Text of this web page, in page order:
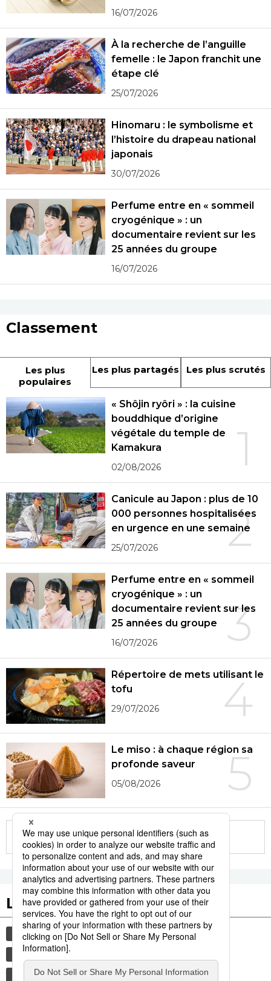
16/07/2026
À la recherche de l’anguille
femelle : le Japon franchit une
étape clé
25/07/2026
Hinomaru : le symbolisme et
l’histoire du drapeau national
japonais
30/07/2026
Perfume entre en « sommeil
cryogénique » : un
documentaire revient sur les
25 années du groupe
16/07/2026
Classement
Les plus
populaires
Les plus partagés Les plus scrutés
1
« Shôjin ryôri » : la cuisine
bouddhique d’origine
végétale du temple de
Kamakura
02/08/2026
2
Canicule au Japon : plus de 10
000 personnes hospitalisées
en urgence en une semaine
25/07/2026
3
Perfume entre en « sommeil
cryogénique » : un
documentaire revient sur les
25 années du groupe
16/07/2026
4
Répertoire de mets utilisant le
tofu
29/07/2026
5
Le miso : à chaque région sa
profonde saveur
05/08/2026
More in this series
Les tags populaires
histoire gastronomie culture
edo
femme
tourisme
animal